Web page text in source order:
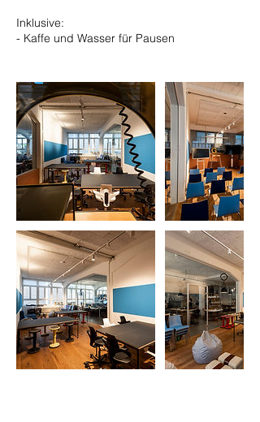
Inklusive:
- Kaffe und Wasser für Pausen